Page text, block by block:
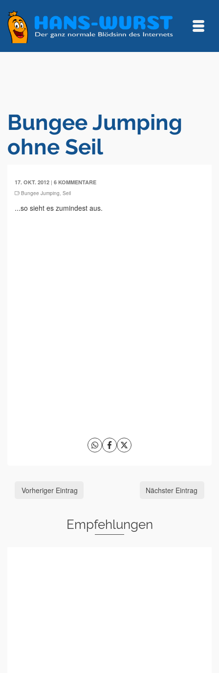
Bungee Jumping
ohne Seil
17. OKT. 2012 | 6 KOMMENTARE
Bungee Jumping, Seil
...so sieht es zumindest aus.
Vorheriger Eintrag Nächster Eintrag
Empfehlungen